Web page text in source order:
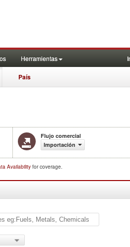
Herramientas
País
Flujo comercial
Importación
Availability for coverage.